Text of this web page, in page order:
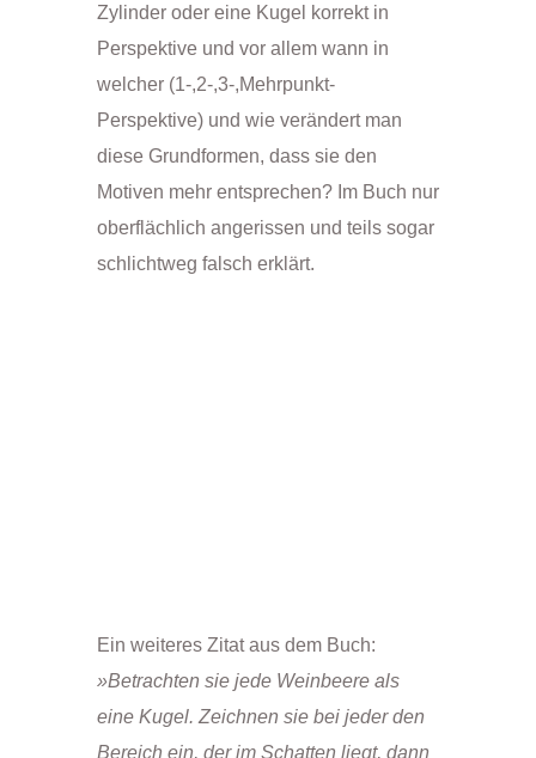
Zylinder oder eine Kugel korrekt in
Perspektive und vor allem wann in
welcher (1-,2-,3-,Mehrpunkt-
Perspektive) und wie verändert man
diese Grundformen, dass sie den
Motiven mehr entsprechen? Im Buch nur
oberflächlich angerissen und teils sogar
schlichtweg falsch erklärt.
Ein weiteres Zitat aus dem Buch:
»Betrachten sie jede Weinbeere als
eine Kugel. Zeichnen sie bei jeder den
Bereich ein, der im Schatten liegt, dann